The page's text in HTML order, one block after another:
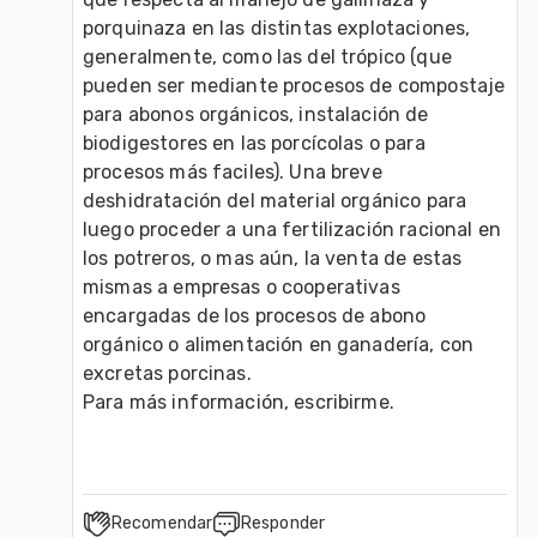
porquinaza en las distintas explotaciones,
generalmente, como las del trópico (que
pueden ser mediante procesos de compostaje
para abonos orgánicos, instalación de
biodigestores en las porcícolas o para
procesos más faciles). Una breve
deshidratación del material orgánico para
luego proceder a una fertilización racional en
los potreros, o mas aún, la venta de estas
mismas a empresas o cooperativas
encargadas de los procesos de abono
orgánico o alimentación en ganadería, con
excretas porcinas.
Para más información, escribirme.
Recomendar Responder